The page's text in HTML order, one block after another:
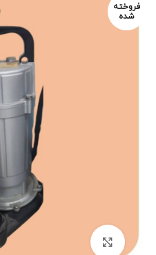
فروخته
شده
برای بزرگنمایی کلیک کنید